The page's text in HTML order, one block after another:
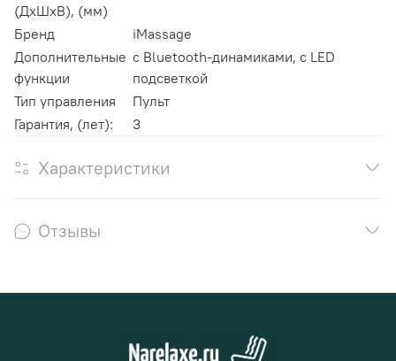
(ДхШхВ), (мм)
Бренд
iMassage
Дополнительные
функции
с Bluetooth-динамиками, с LED
подсветкой
Тип управления
Пульт
Гарантия, (лет):
3
Характеристики
Отзывы